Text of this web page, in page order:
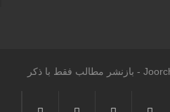
Joorchin Digital Marketing Agency - بازنشر مطالب فقط با ذکر